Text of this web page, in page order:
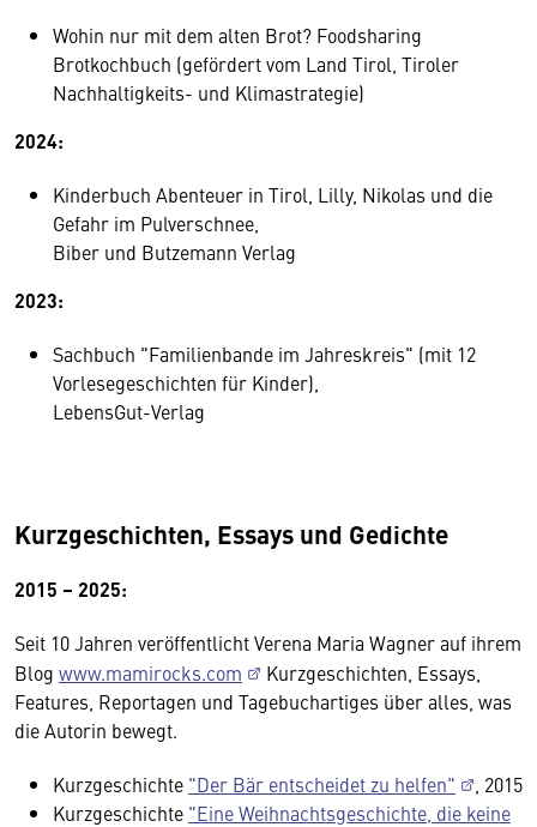
Wohin nur mit dem alten Brot? Foodsharing
Brotkochbuch (gefördert vom Land Tirol, Tiroler
Nachhaltigkeits- und Klimastrategie)
2024:
Kinderbuch Abenteuer in Tirol, Lilly, Nikolas und die
Gefahr im Pulverschnee,
Biber und Butzemann Verlag
2023:
Sachbuch "Familienbande im Jahreskreis" (mit 12
Vorlesegeschichten für Kinder),
LebensGut-Verlag
Kurzgeschichten, Essays und Gedichte
2015 – 2025:
Seit 10 Jahren veröffentlicht Verena Maria Wagner auf ihrem
Blog www.mamirocks.com
Kurzgeschichten, Essays,
Features, Reportagen und Tagebuchartiges über alles, was
die Autorin bewegt.
Kurzgeschichte "Der Bär entscheidet zu helfen"
, 2015
Kurzgeschichte "Eine Weihnachtsgeschichte, die keine